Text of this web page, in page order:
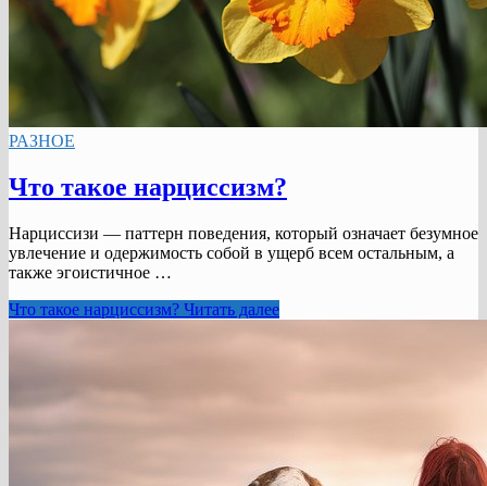
РАЗНОЕ
Что такое нарциссизм?
Нарциссизи — паттерн поведения, который означает безумное
увлечение и одержимость собой в ущерб всем остальным, а
также эгоистичное …
Что такое нарциссизм? Читать далее